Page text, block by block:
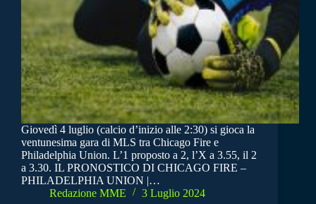
Giovedì 4 luglio (calcio d’inizio alle 2:30) si gioca la
ventunesima gara di MLS tra Chicago Fire e
Philadelphia Union. L’1 proposto a 2, l’X a 3.55, il 2
a 3.30. IL PRONOSTICO DI CHICAGO FIRE –
PHILADELPHIA UNION |…
Redazione MME
3 Luglio 2024